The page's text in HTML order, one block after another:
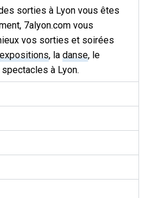
sorties à Lyon vous êtes
7alyon.com vous
vos sorties et soirées
expositions, ladanse, le
à Lyon.